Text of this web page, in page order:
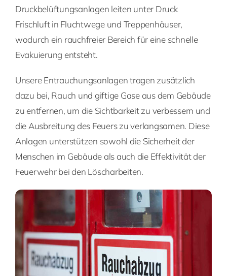
Druckbelüftungsanlagen leiten unter Druck
Frischluft in Fluchtwege und Treppenhäuser,
wodurch ein rauchfreier Bereich für eine schnelle
Evakuierung entsteht.
Unsere Entrauchungsanlagen tragen zusätzlich
dazu bei, Rauch und giftige Gase aus dem Gebäude
zu entfernen, um die Sichtbarkeit zu verbessern und
die Ausbreitung des Feuers zu verlangsamen. Diese
Anlagen unterstützen sowohl die Sicherheit der
Menschen im Gebäude als auch die Effektivität der
Feuerwehr bei den Löscharbeiten.